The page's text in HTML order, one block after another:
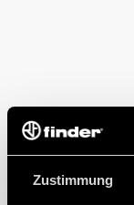
Zustimmung